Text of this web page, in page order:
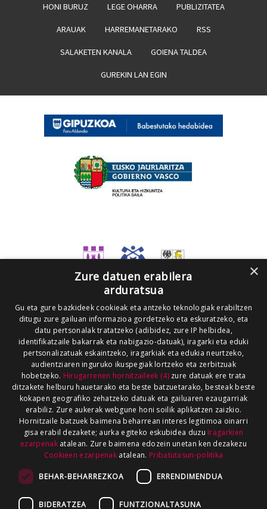
HONI BURUZ LEGE OHARRA PUBLIZITATEA
ARAUAK HARREMANETARAKO RSS
SALAKETEN KANALA GOIENA TALDEA
GUREKIN LAN EGIN
×
Zure datuen erabilera
arduratsua
Gu eta gure bazkideek cookieak eta antzeko teknologiak erabiltzen
ditugu zure gailuan informazioa gordetzeko eta eskuratzeko, eta
datu pertsonalak tratatzeko (adibidez, zure IP helbidea,
identifikatzaile bakarrak eta nabigazio-datuak), iragarki eta eduki
pertsonalizatuak eskaintzeko, iragarkiak eta edukia neurtzeko,
audientziaren inguruko ikuspegiak lortzeko eta zerbitzuak
hobetzeko. Hirugarrenen hornitzaileek (4)zure datuak ere trata
ditzakete helburu hauetarako eta beste batzuetarako, besteak beste
kokapen geografiko zehatzeko datuak eta gailuaren ezaugarriak
erabiliz. Zure aukerak webgune honi soilik aplikatzen zaizkio.
Hornitzaile batzuek baimena beharrean interes legitimoa oinarri
gisa erabil dezakete; aurka egiteko eskubidea duzu Iragarkien
ezarpenakatalean. Zure baimena edozein unetan ken dezakezu
Cookieen ezarpenak atalean. Pribatutasun-politika
BEHAR-BEHARREZKOA ERRENDIMENDUA
BIDERATZEA FUNTZIONALTASUNA